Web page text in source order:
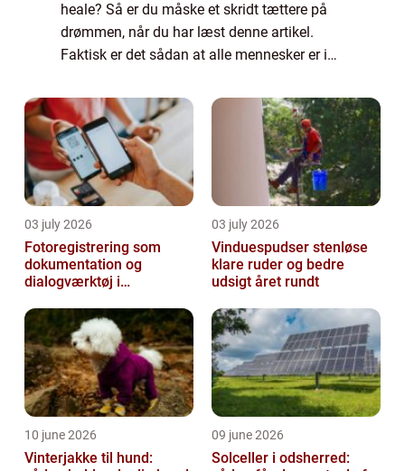
heale? Så er du måske et skridt tættere på
drømmen, når du har læst denne artikel.
Faktisk er det sådan at alle mennesker er i
bevidst. Der kan være forskel på, hvor m...
03 july 2026
Fotoregistrering som
dokumentation og
dialogværktøj i
03 july 2026
Vinduespudser stenløse
klare ruder og bedre
udsigt året rundt
10 june 2026
Vinterjakke til hund:
09 june 2026
Solceller i odsherred: